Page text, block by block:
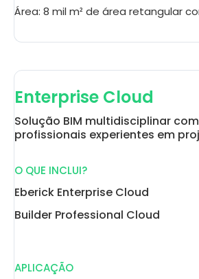
Área: 8 mil m² de área retangular
Enterprise Cloud
Solução BIM multidisciplinar
profissionais experientes em
O QUE INCLUI?
Eberick Enterprise Cloud
Builder Professional Cloud
APLICAÇÃO